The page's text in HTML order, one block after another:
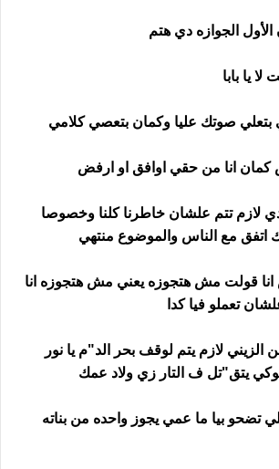
الجوازه دي هتم
يا بابا
بتعلي صوتك عليا وكمان بتعصي كلامي
كمان انا من حقي اوافق او ارفض
لازم تتم علشان خاطرنا كلنا وخصوصا
مع الناس والموضوع منتهي
انا قولت مش هتجوزه يعني مش هتجوزه انا
تعملو فيا كدا
لازم يتم لوقف بحر الد"م يا نور
يتق"تل ف التار زي ولاد عمك
تضحو بيا ما عمي يجوز واحده من بناته